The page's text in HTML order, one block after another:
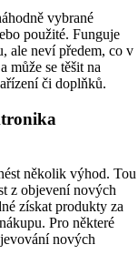
vybrané
použité. Funguje
ale neví předem, co v
může se těšit na
či doplňků.
několik výhod. Tou
z objevení nových
získat produkty za
Pro některé
nových